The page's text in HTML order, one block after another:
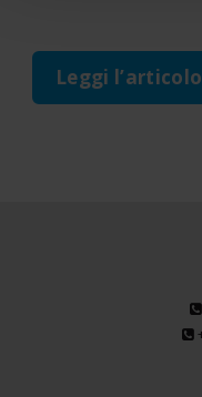
Leggi l’articolo